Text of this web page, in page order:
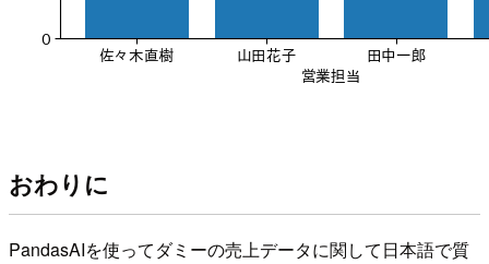
おわりに
PandasAIを使ってダミーの売上データに関して日本語で質